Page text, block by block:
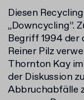
Diesen
„Downcycling”.
Begriff 1994 der
Reiner Pilz
Thornton Kay
der Diskussion
Abbruchabfälle